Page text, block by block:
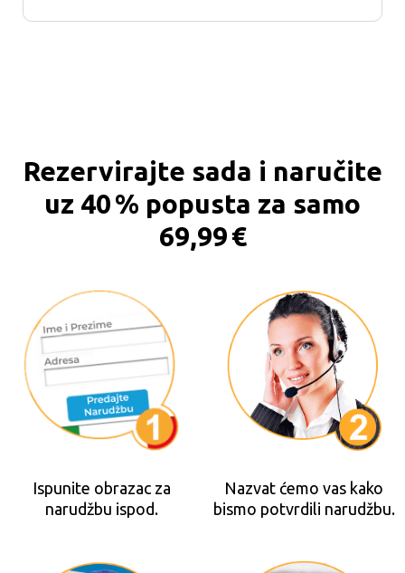
Rezervirajte sada i naručite
uz 40 % popusta za samo
69,99 €
Ispunite obrazac za
narudžbu ispod.
Nazvat ćemo vas kako
bismo potvrdili narudžbu.